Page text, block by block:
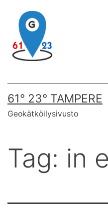
content
61° 23° TAMPERE
Geokätköilysivusto
Tag: in